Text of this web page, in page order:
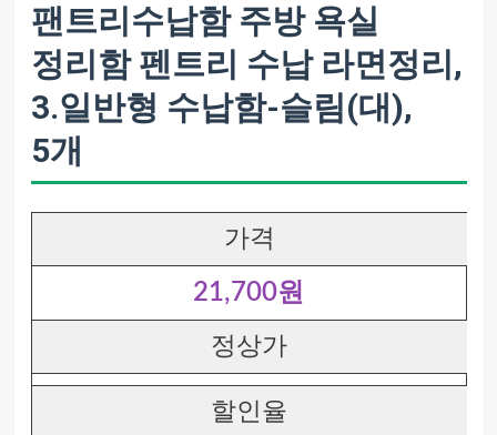
팬트리수납함 주방 욕실
정리함 펜트리 수납 라면정리,
3.일반형 수납함-슬림(대),
5개
가격
21,700원
정상가
할인율